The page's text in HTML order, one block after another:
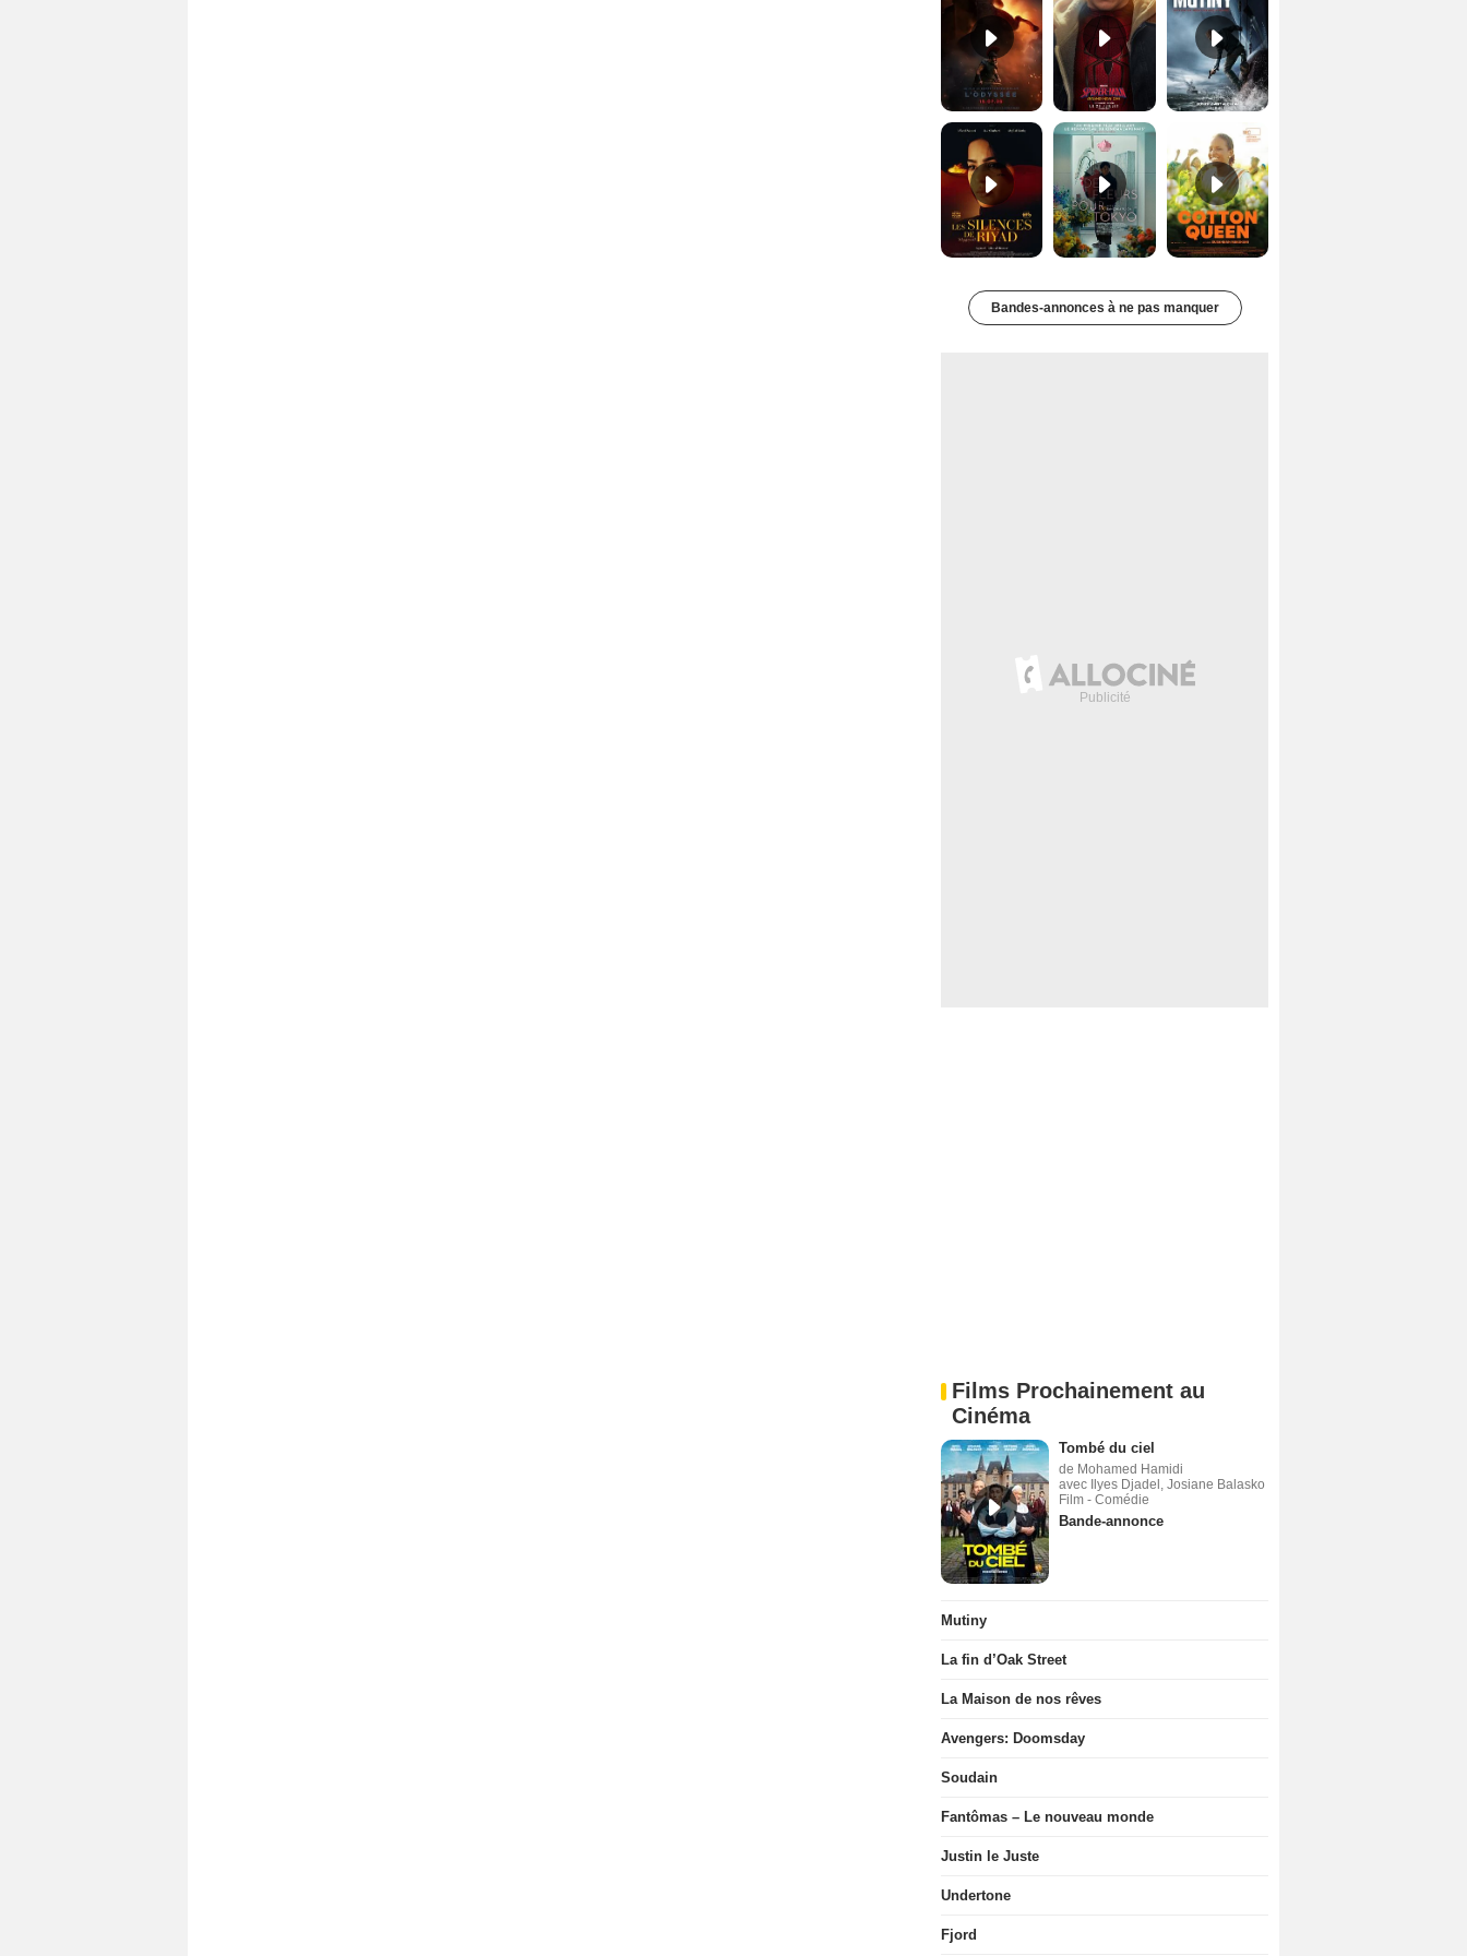
Les Silences de Riyad Bande-annonce VO STFR Cotton Queen Bande-annonce VO STFR
Bandes-annonces à ne pas manquer
Films Prochainement au
Cinéma
Tombé du ciel
de Mohamed Hamidi
avec Ilyes Djadel, Josiane Balasko
Film - Comédie
Bande-annonce
Mutiny
La fin d’Oak Street
La Maison de nos rêves
Avengers: Doomsday
Soudain
Fantômas – Le nouveau monde
Justin le Juste
Undertone
Fjord